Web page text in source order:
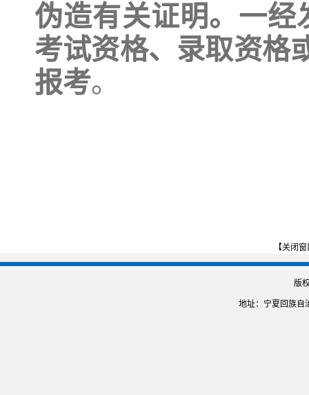
伪造有关证明。一经
考试资格、录取资格
报考。
【关闭
版
地址：宁夏回族自